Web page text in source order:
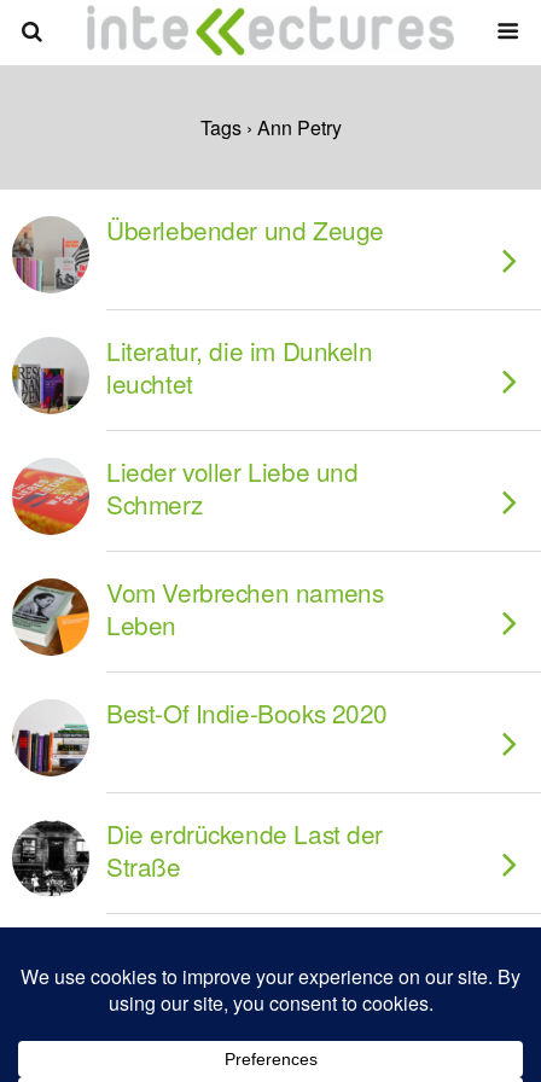
Tags › Ann Petry
Überlebender und Zeuge
Literatur, die im Dunkeln
leuchtet
Lieder voller Liebe und
Schmerz
Vom Verbrechen namens
Leben
Best-Of Indie-Books 2020
Die erdrückende Last der
Straße
Zum Seitenanfang
Mobil Desktop